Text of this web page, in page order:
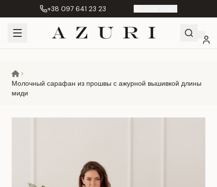
+38 097 641 23 23
Молочный сарафан из прошвы с ажурной вышивкой длины
миди